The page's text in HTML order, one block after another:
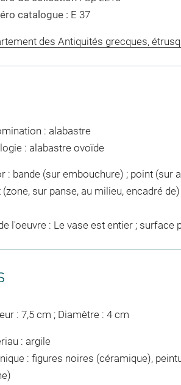
catalogue : E 37
des Antiquités grecques,
: alabastre
: alabastre ovoïde
: bande (sur embouchure) ; point (sur
(zone, sur panse, au milieu, encadré de)
l'oeuvre : Le vase est entier ; surface
: 7,5 cm ; Diamètre : 4 cm
: argile
: figures noires (céramique),